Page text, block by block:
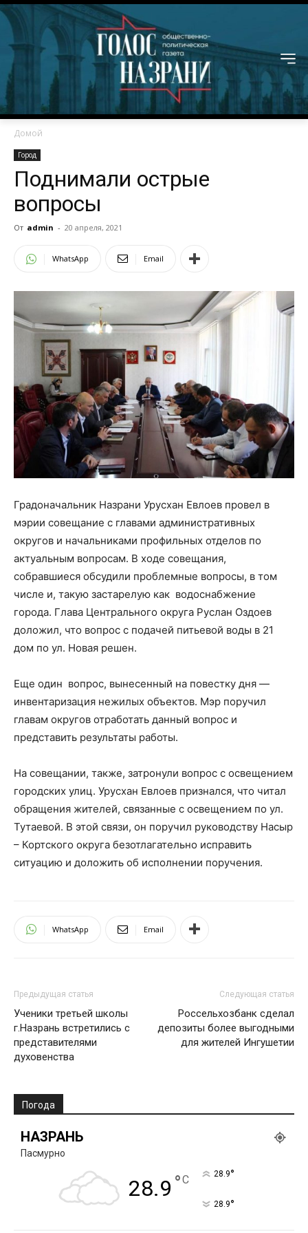
Домой
Город
Поднимали острые
вопросы
От admin - 20 апреля, 2021
WhatsApp Email
Градоначальник Назрани Урусхан Евлоев провел в
мэрии совещание с главами административных
округов и начальниками профильных отделов по
актуальным вопросам. В ходе совещания,
собравшиеся обсудили проблемные вопросы, в том
числе и, такую застарелую как водоснабжение
города. Глава Центрального округа Руслан Оздоев
доложил, что вопрос с подачей питьевой воды в 21
дом по ул. Новая решен.
Еще один вопрос, вынесенный на повестку дня —
инвентаризация нежилых объектов. Мэр поручил
главам округов отработать данный вопрос и
представить результаты работы.
На совещании, также, затронули вопрос с освещением
городских улиц. Урусхан Евлоев признался, что читал
обращения жителей, связанные с освещением по ул.
Тутаевой. В этой связи, он поручил руководству Насыр
– Кортского округа безотлагательно исправить
ситуацию и доложить об исполнении поручения.
WhatsApp Email
Предыдущая статья
Ученики третьей школы
г.Назрань встретились с
представителями
духовенства
Следующая статья
Россельхозбанк сделал
депозиты более выгодными
для жителей Ингушетии
Погода
НАЗРАНЬ
Пасмурно
28.9 °C 28.9°
28.9°